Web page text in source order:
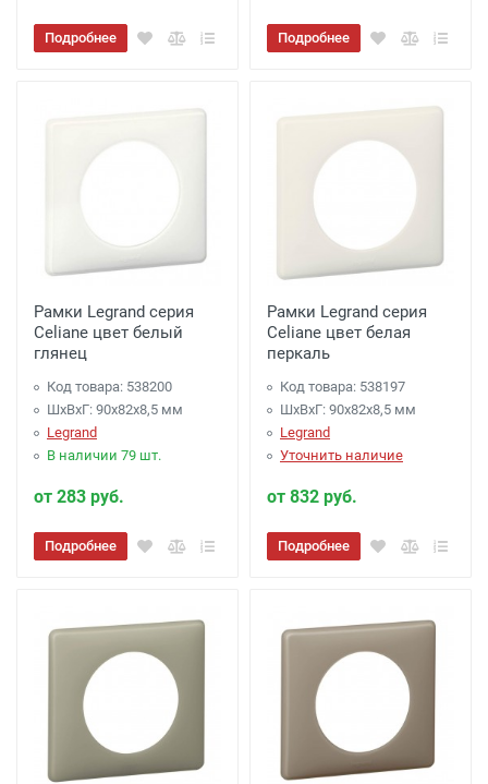
Подробнее Подробнее
Рамки Legrand серия
Celiane цвет белый
глянец
Код товара: 538200
ШхВхГ: 90x82x8,5 мм
Legrand
В наличии 79 шт.
от 283 руб.
Подробнее
Рамки Legrand серия
Celiane цвет белая
перкаль
Код товара: 538197
ШхВхГ: 90x82x8,5 мм
Legrand
Уточнить наличие
от 832 руб.
Подробнее